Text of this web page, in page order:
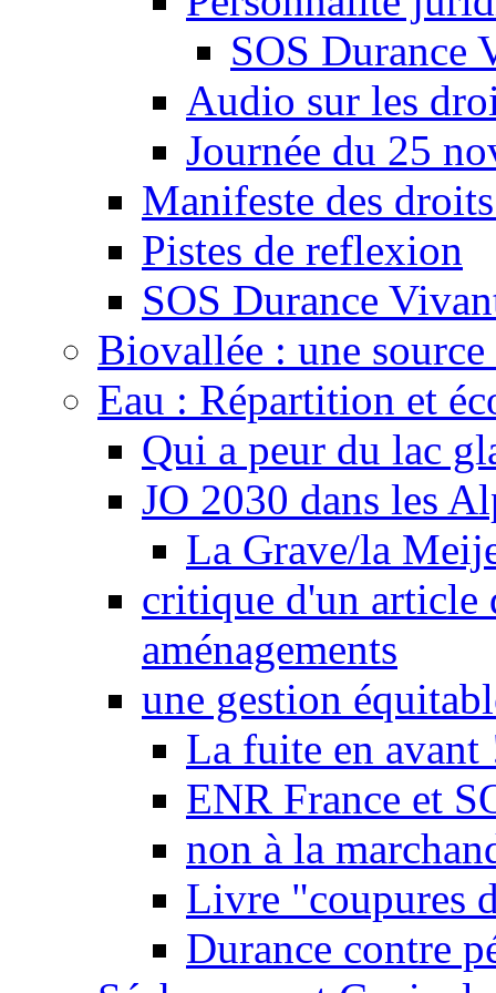
SOS Durance
Audio sur les
Journée du 25
Manifeste des
Pistes de reflexion
SOS Durance
Biovallée : une
Eau : Répartition et
Qui a peur du lac
JO 2030 dans les
La Grave/la
critique d'un article
aménagements
une gestion
La fuite en avant
ENR France et
non à la
Livre "coupures
Durance contre